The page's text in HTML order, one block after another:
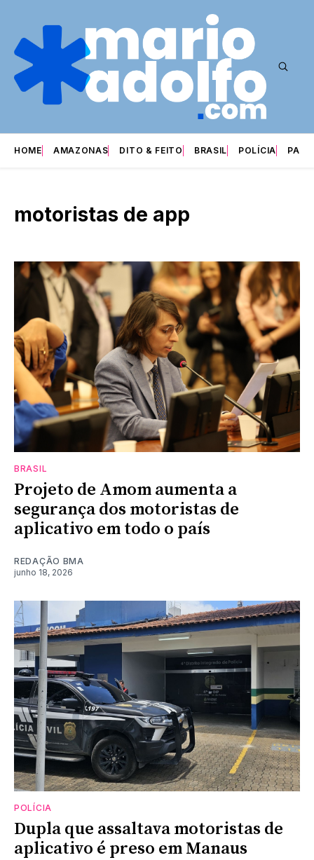
HOME AMAZONAS DITO & FEITO BRASIL POLÍCIA
motoristas de app
BRASIL
Projeto de Amom aumenta a
segurança dos motoristas de
aplicativo em todo o país
REDAÇÃO BMA
junho 18, 2026
POLÍCIA
Dupla que assaltava motoristas de
aplicativo é preso em Manaus